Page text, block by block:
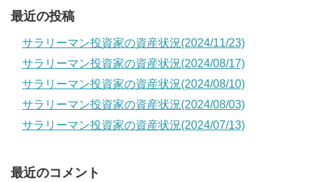
最近の投稿
サラリーマン投資家の資産状況(2024/11/23)
サラリーマン投資家の資産状況(2024/08/17)
サラリーマン投資家の資産状況(2024/08/10)
サラリーマン投資家の資産状況(2024/08/03)
サラリーマン投資家の資産状況(2024/07/13)
最近のコメント